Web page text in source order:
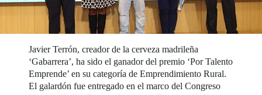
Javier Terrón, creador de la cerveza madrileña
‘Gabarrera’, ha sido el ganador del premio ‘Por Talento
Emprende’ en su categoría de Emprendimiento Rural.
El galardón fue entregado en el marco del Congreso